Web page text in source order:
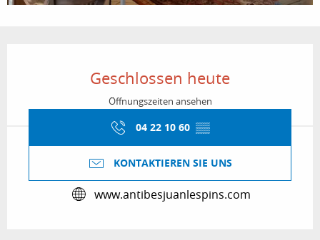
Geschlossen heute
Öffnungszeiten ansehen
04 22 10 60 ▒▒
KONTAKTIEREN SIE UNS
www.antibesjuanlespins.com